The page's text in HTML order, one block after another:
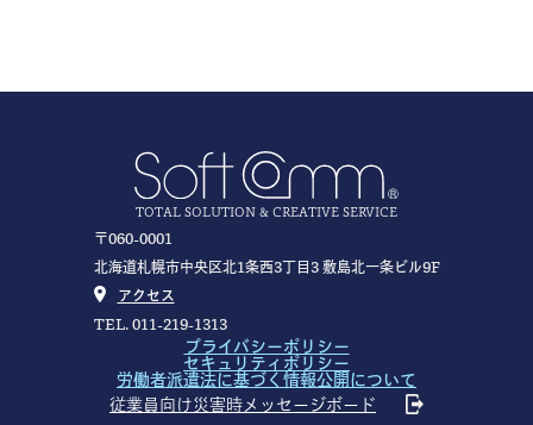
TOTAL SOLUTION & CREATIVE SERVICE
〒060-0001
北海道札幌市中央区北1条西3丁目3 敷島北一条ビル9F
アクセス
TEL. 011-219-1313
プライバシーポリシー
セキュリティポリシー
労働者派遣法に基づく情報公開について
従業員向け災害時メッセージボード